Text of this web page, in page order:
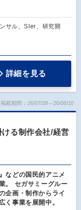
サル、SIer、研究開
詳細を見る
掲載期間：26/07/28～26/08/10
ける制作会社/経営
などの国民的アニメ
。 セガサミーグルー
企画・制作からライ
く事業を展開中。